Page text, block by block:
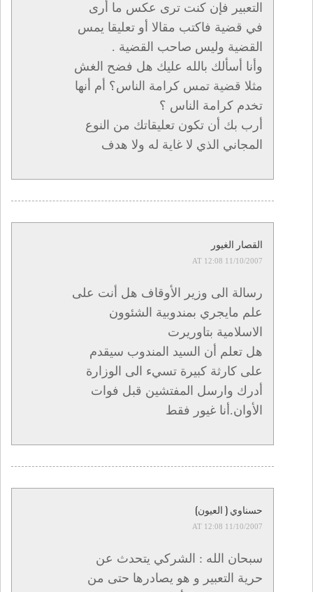
التعبير فإن كنت ترى عكس ما أرى
في قضية فاكتب مقالا أو تعليقا يمس
القضية وليس صاحب القضية .
وأنا أسألك بالله عليك هل فضح الغش
مثلا قضية تمس كرامة الناس؟ أم أنها
تخدم كرامة الناس ؟
أرب بك أن تكون تعليقاتك من النوع
المجاني الذي لا غاية له ولا هدف
القصار الغيور
11/10/2007 AT 12:08
رسالة الى وزير الأوقاف هل أنت على
علم مايجري بمندوبية الشئوون
الاسلامية بتاوريرت
هل تعلم أن السيد المندوب سيقدم
على كارثة كبيرة تسيء الى الوزارة
أدرك وارسل المفتشين قبل فوات
الأوان.أنا غيور فقط
حسناوي ( العيون)
11/10/2007 AT 12:08
سبحان الله : الشركي يتحدث عن
حرية التعبير و هو يصادرها حتى من